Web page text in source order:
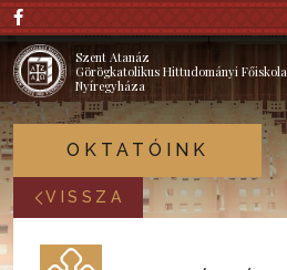
Szent Atanáz
Görögkatolikus Hittudományi Főiskola
Nyíregyháza
OKTATÓINK
VISSZA